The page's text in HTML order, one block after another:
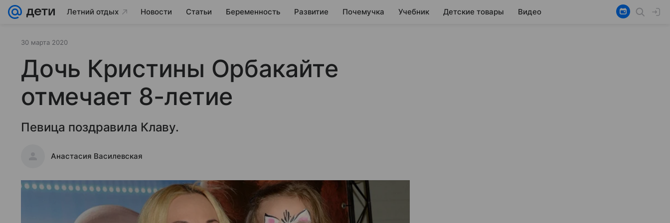
Летний отдых Новости Статьи Беременность Развитие Почемучка Учебник Детские товары Видео
30 марта 2020
Дочь Кристины Орбакайте
отмечает 8-летие
Певица поздравила Клаву.
Анастасия Василевская